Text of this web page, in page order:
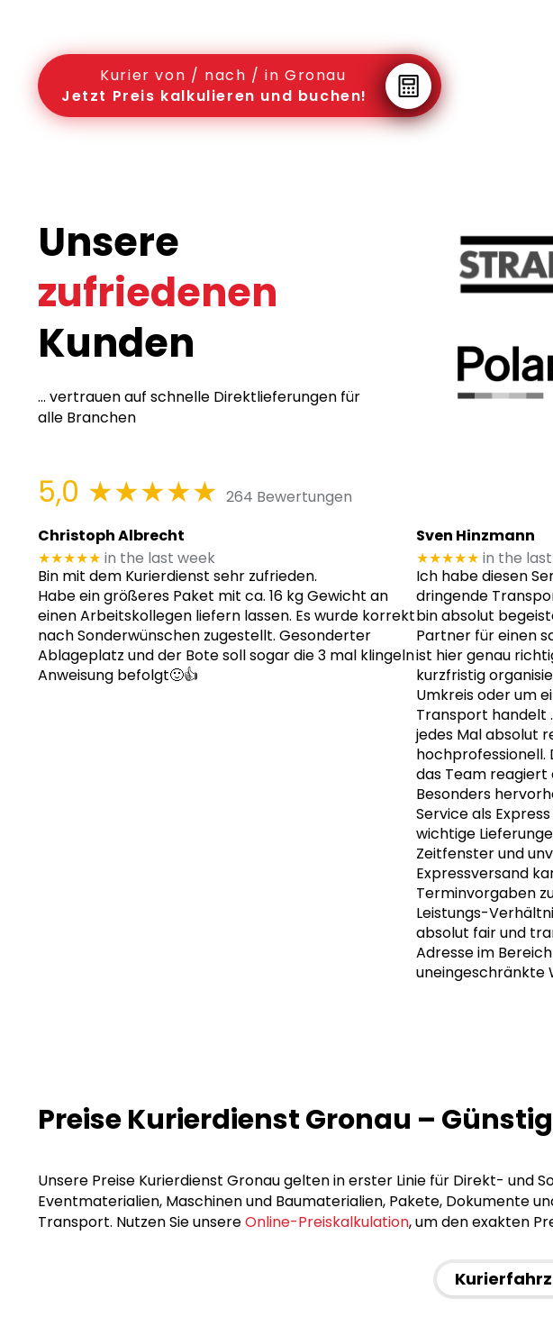
Kurier von / nach / in Gronau
Jetzt Preis kalkulieren und buchen!
Unsere
zufriedenen
Kunden
... vertrauen auf schnelle Direktlieferungen für
alle Branchen
5,0 ★★★★★ 264 Bewertungen
Christoph Albrecht
★★★★★ in the last week
Bin mit dem Kurierdienst sehr zufrieden.
Habe ein größeres Paket mit ca. 16 kg Gewicht an
einen Arbeitskollegen liefern lassen. Es wurde korrekt
nach Sonderwünschen zugestellt. Gesonderter
Ablageplatz und der Bote soll sogar die 3 mal klingeln
Anweisung befolgt🙂👍
Sven Hinzmann
★★★★★ in the
Ich habe diesen
dringende
bin absolut
Partner für einen
ist hier genau
kurzfristig
Umkreis oder um
Transport handelt
jedes Mal absolut
hochprofessionell.
das Team
Besonders
Service als
wichtige
Zeitfenster und
Expressversand
Terminvorgaben
Leistungs-
absolut fair und
Adresse im
uneingeschränkte
Preise Kurierdienst Gronau –
Unsere Preise Kurierdienst Gronau gelten in erster Linie für Direkt-
Eventmaterialien, Maschinen und Baumaterialien, Pakete, Dokumente
Transport. Nutzen Sie unsereOnline-Preiskalkulation, um den exakten